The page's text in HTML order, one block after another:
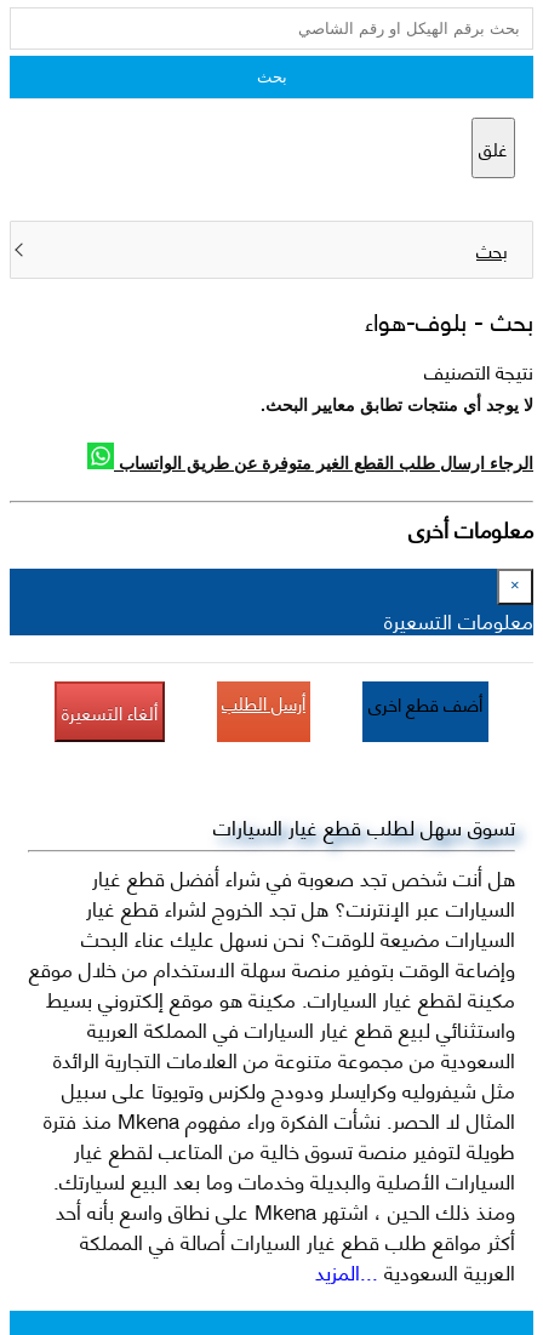
بحث
غلق
بحث
بحث - بلوف-هواء
نتيجة التصنيف
لا يوجد أي منتجات تطابق معايير البحث.
الرجاء ارسال طلب القطع الغير متوفرة عن طريق الواتساب
معلومات أخرى
×
معلومات التسعيرة
أضف قطع اخرى أرسل الطلب ألغاء التسعيرة
تسوق سهل لطلب قطع غيار السيارات
هل أنت شخص تجد صعوبة في شراء أفضل قطع غيار
السيارات عبر الإنترنت؟ هل تجد الخروج لشراء قطع غيار
السيارات مضيعة للوقت؟ نحن نسهل عليك عناء البحث
وإضاعة الوقت بتوفير منصة سهلة الاستخدام من خلال موقع
مكينة لقطع غيار السيارات. مكينة هو موقع إلكتروني بسيط
واستثنائي لبيع قطع غيار السيارات في المملكة العربية
السعودية من مجموعة متنوعة من العلامات التجارية الرائدة
مثل شيفروليه وكرايسلر ودودج ولكزس وتويوتا على سبيل
المثال لا الحصر. نشأت الفكرة وراء مفهوم Mkena منذ فترة
طويلة لتوفير منصة تسوق خالية من المتاعب لقطع غيار
السيارات الأصلية والبديلة وخدمات وما بعد البيع لسيارتك.
ومنذ ذلك الحين ، اشتهر Mkena على نطاق واسع بأنه أحد
أكثر مواقع طلب قطع غيار السيارات أصالة في المملكة
العربية السعودية...المزيد